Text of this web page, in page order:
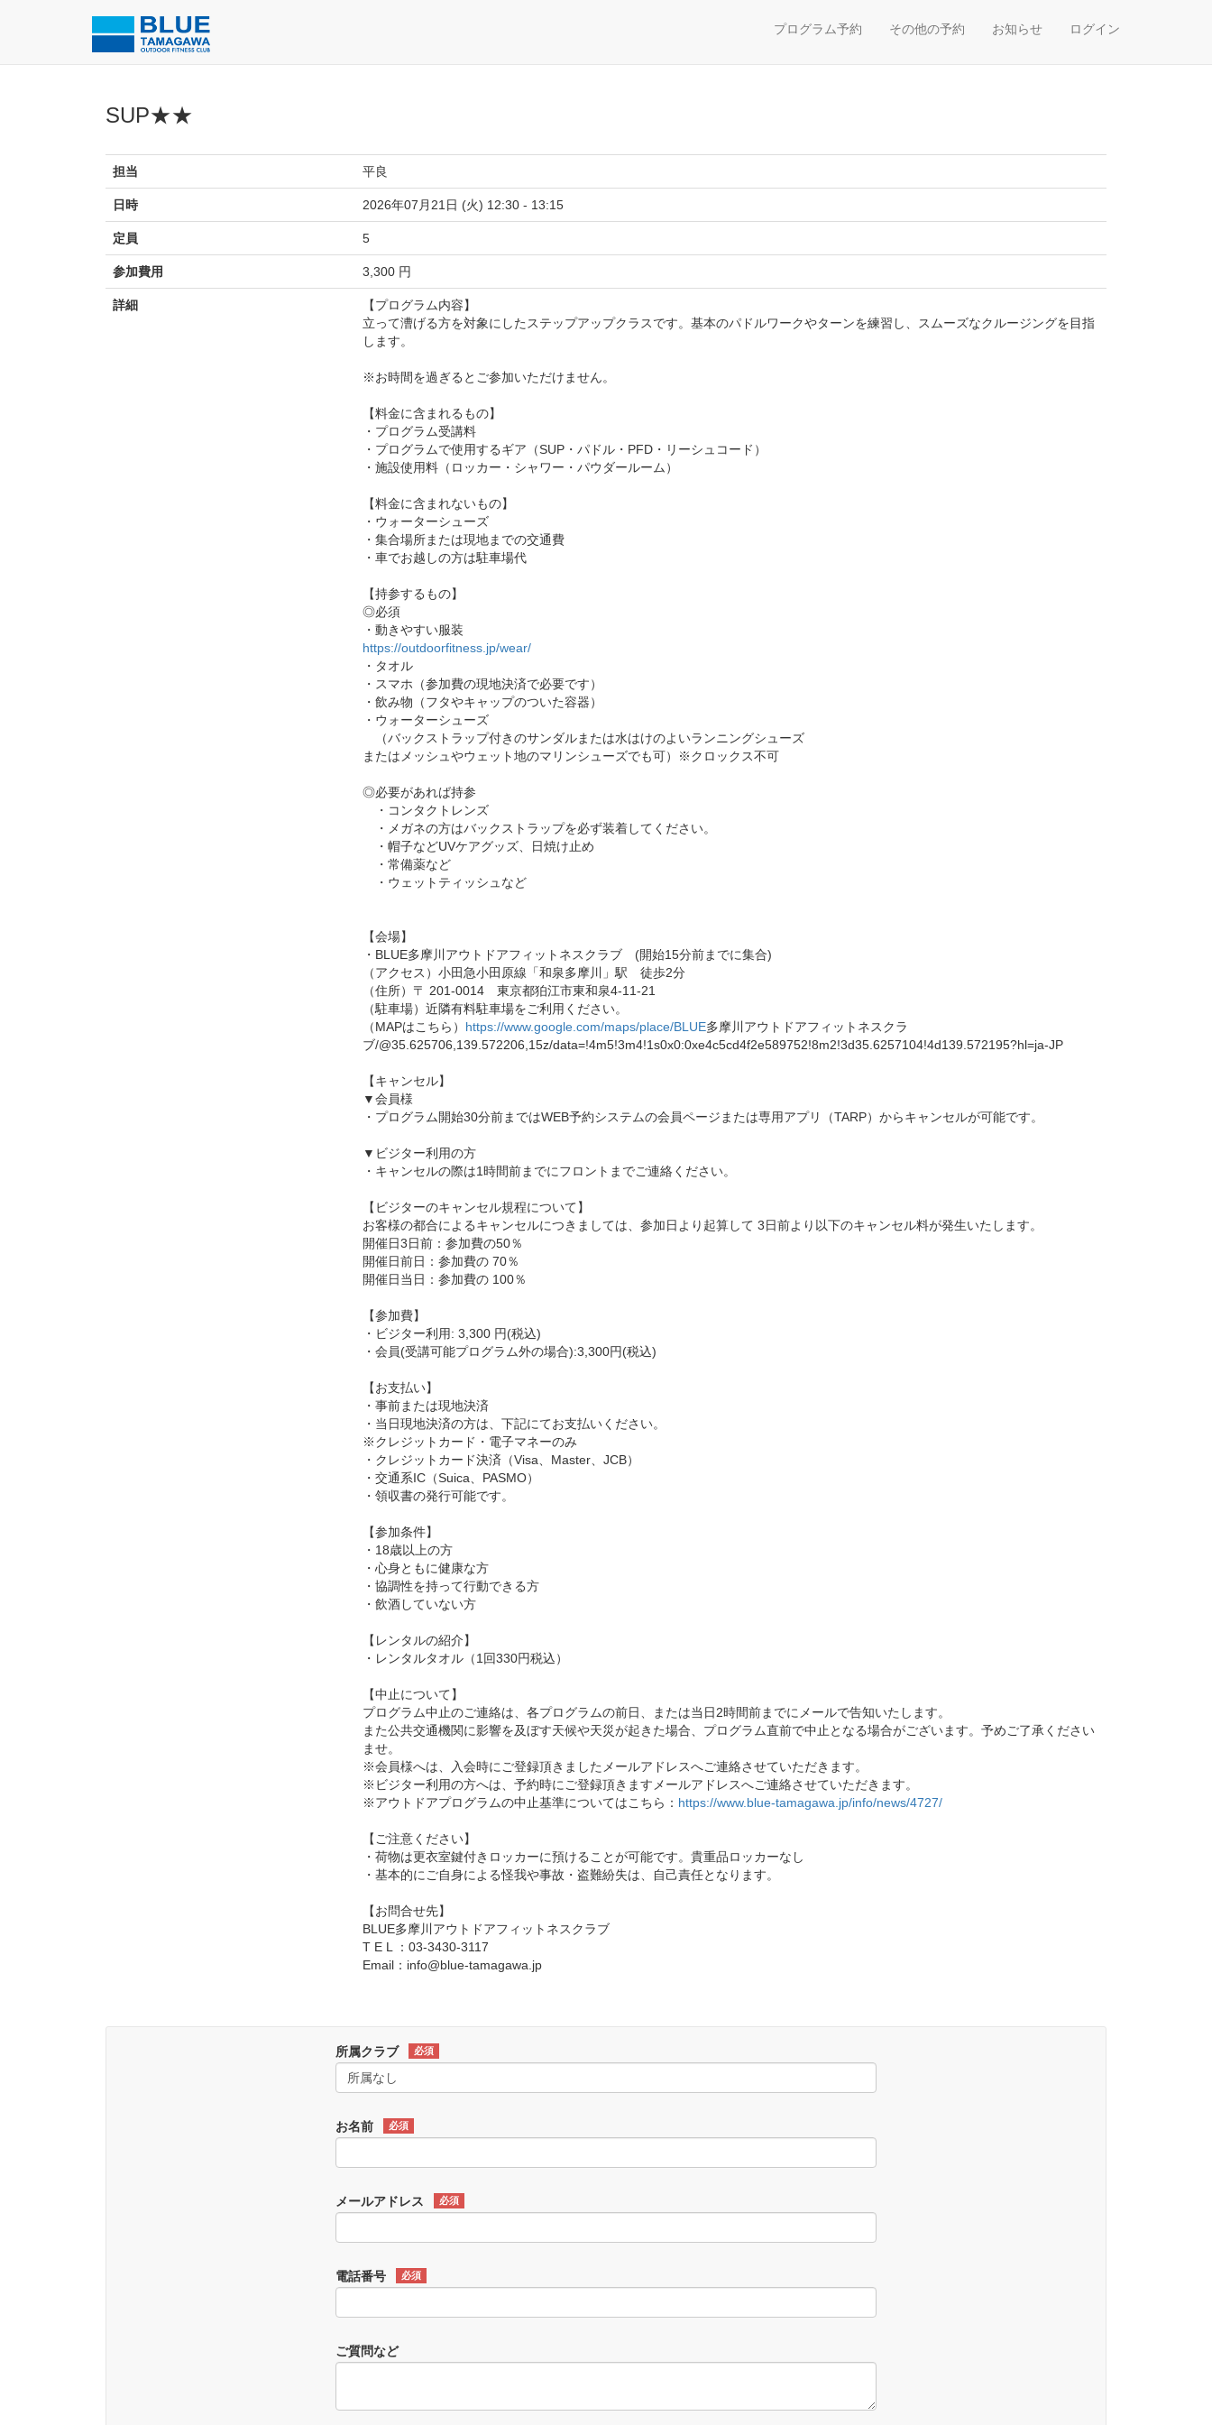
プログラム予約 その他の予約 お知らせ ログイン
SUP★★
担当 平良
日時 2026年07月21日 (火) 12:30 - 13:15
定員 5
参加費用 3,300 円
詳細
【プログラム内容】
立って漕げる方を対象にしたステップアップクラスです。基本のパドルワークやターンを練習し、スムーズなクルージングを目指
します。
※お時間を過ぎるとご参加いただけません。
【料金に含まれるもの】
・プログラム受講料
・プログラムで使用するギア（SUP・パドル・PFD・リーシュコード）
・施設使用料（ロッカー・シャワー・パウダールーム）
【料金に含まれないもの】
・ウォーターシューズ
・集合場所または現地までの交通費
・車でお越しの方は駐車場代
【持参するもの】
◎必須
・動きやすい服装
https://outdoorfitness.jp/wear/
・タオル
・スマホ（参加費の現地決済で必要です）
・飲み物（フタやキャップのついた容器）
・ウォーターシューズ
（バックストラップ付きのサンダルまたは水はけのよいランニングシューズ
またはメッシュやウェット地のマリンシューズでも可）※クロックス不可
◎必要があれば持参
・コンタクトレンズ
・メガネの方はバックストラップを必ず装着してください。
・帽子などUVケアグッズ、日焼け止め
・常備薬など
・ウェットティッシュなど
【会場】
・BLUE多摩川アウトドアフィットネスクラブ (開始15分前までに集合)
（アクセス）小田急小田原線「和泉多摩川」駅 徒歩2分
（住所）〒 201-0014 東京都狛江市東和泉4-11-21
（駐車場）近隣有料駐車場をご利用ください。
（MAPはこちら） https://www.google.com/maps/place/BLUE多摩川アウトドアフィットネスクラ
ブ/@35.625706,139.572206,15z/data=!4m5!3m4!1s0x0:0xe4c5cd4f2e589752!8m2!3d35.6257104!4d139.572195?hl=ja-JP
【キャンセル】
▼会員様
・プログラム開始30分前まではWEB予約システムの会員ページまたは専用アプリ（TARP）からキャンセルが可能です。
▼ビジター利用の方
・キャンセルの際は1時間前までにフロントまでご連絡ください。
【ビジターのキャンセル規程について】
お客様の都合によるキャンセルにつきましては、参加日より起算して 3日前より以下のキャンセル料が発生いたします。
開催日3日前：参加費の50％
開催日前日：参加費の 70％
開催日当日：参加費の 100％
【参加費】
・ビジター利用: 3,300 円(税込)
・会員(受講可能プログラム外の場合):3,300円(税込)
【お支払い】
・事前または現地決済
・当日現地決済の方は、下記にてお支払いください。
※クレジットカード・電子マネーのみ
・クレジットカード決済（Visa、Master、JCB）
・交通系IC（Suica、PASMO）
・領収書の発行可能です。
【参加条件】
・18歳以上の方
・心身ともに健康な方
・協調性を持って行動できる方
・飲酒していない方
【レンタルの紹介】
・レンタルタオル（1回330円税込）
【中止について】
プログラム中止のご連絡は、各プログラムの前日、または当日2時間前までにメールで告知いたします。
また公共交通機関に影響を及ぼす天候や天災が起きた場合、プログラム直前で中止となる場合がございます。予めご了承ください
ませ。
※会員様へは、入会時にご登録頂きましたメールアドレスへご連絡させていただきます。
※ビジター利用の方へは、予約時にご登録頂きますメールアドレスへご連絡させていただきます。
※アウトドアプログラムの中止基準についてはこちら： https://www.blue-tamagawa.jp/info/news/4727/
【ご注意ください】
・荷物は更衣室鍵付きロッカーに預けることが可能です。貴重品ロッカーなし
・基本的にご自身による怪我や事故・盗難紛失は、自己責任となります。
【お問合せ先】
BLUE多摩川アウトドアフィットネスクラブ
T E L ：03-3430-3117
Email：info@blue-tamagawa.jp
所属クラブ 必須
お名前 必須
メールアドレス 必須
電話番号 必須
ご質問など